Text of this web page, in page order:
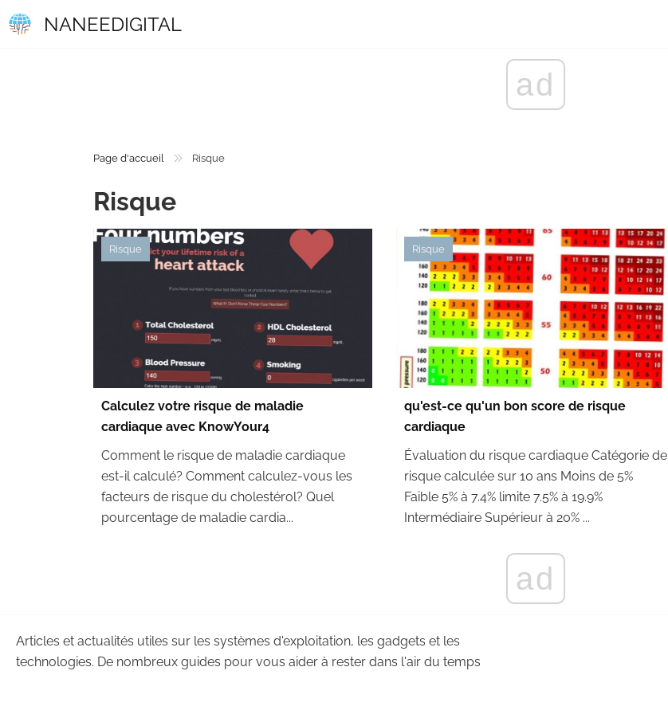
NANEEDIGITAL
ad
Page d'accueil Risque
Risque
Risque
Calculez votre risque de maladie
cardiaque avec KnowYour4
Comment le risque de maladie cardiaque
est-il calculé? Comment calculez-vous les
facteurs de risque du cholestérol? Quel
pourcentage de maladie cardia...
Risque
qu'est-ce qu'un bon score de risque
cardiaque
Évaluation du risque cardiaque Catégorie de
risque calculée sur 10 ans Moins de 5%
Faible 5% à 7.4% limite 7.5% à 19.9%
Intermédiaire Supérieur à 20% ...
ad
Articles et actualités utiles sur les systèmes d'exploitation, les gadgets et les
technologies. De nombreux guides pour vous aider à rester dans l'air du temps